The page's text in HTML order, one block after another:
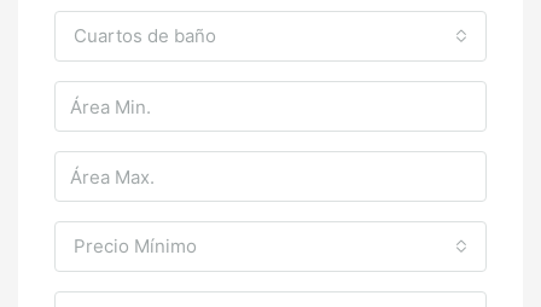
Cuartos de baño
Precio Mínimo